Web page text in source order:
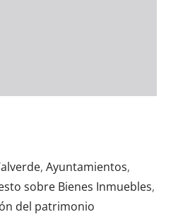
, Ayuntamientos,
sobre Bienes Inmuebles,
del patrimonio